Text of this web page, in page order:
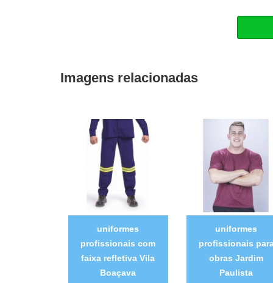
Imagens relacionadas
uniformes
profissionais com
faixa refletiva Vila
Boaçava
uniformes
profissionais
obras Jardim
Paulista